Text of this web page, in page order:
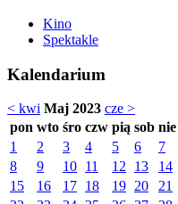
Kino
Spektakle
Kalendarium
< kwi Maj 2023 cze >
pon wto śro czw pią sob nie
1
2 3 4 5 6
7
8
9 10 11 12 13
14
15
16 17 18 19 20
21